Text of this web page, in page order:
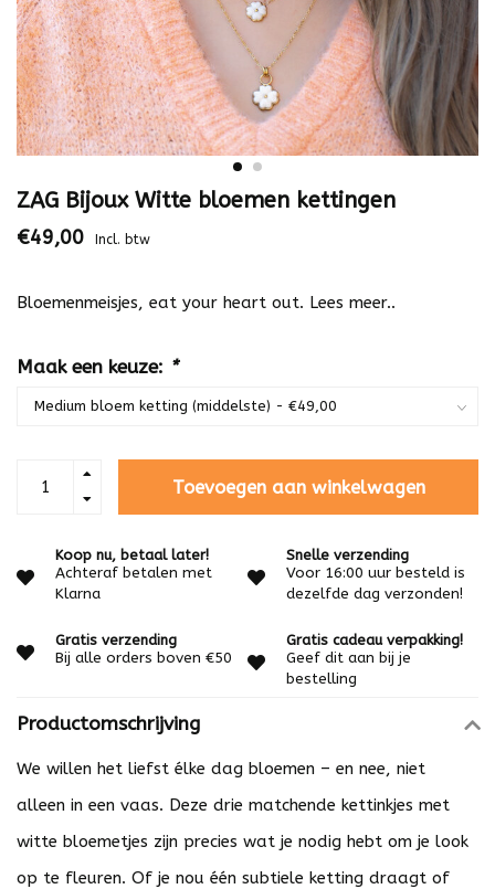
ZAG Bijoux Witte bloemen kettingen
€49,00 Incl. btw
Bloemenmeisjes, eat your heart out. Lees meer..
Maak een keuze: *
Toevoegen aan winkelwagen
Koop nu, betaal later!
Achteraf betalen met
Klarna
Snelle verzending
Voor 16:00 uur besteld is
dezelfde dag verzonden!
Gratis verzending
Bij alle orders boven €50
Gratis cadeau verpakking!
Geef dit aan bij je
bestelling
Productomschrijving
We willen het liefst élke dag bloemen – en nee, niet
alleen in een vaas. Deze drie matchende kettinkjes met
witte bloemetjes zijn precies wat je nodig hebt om je look
op te fleuren. Of je nou één subtiele ketting draagt of